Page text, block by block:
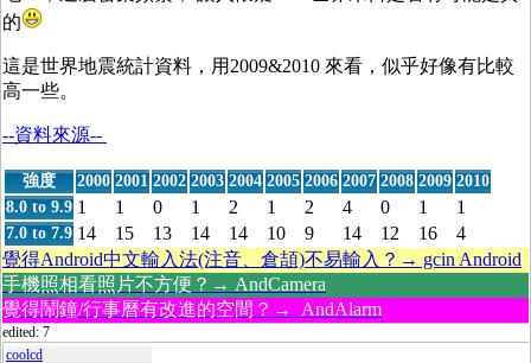
的
這是世界地震統計資料，用2009&2010 來看，似乎好像有比較
高一些。
--資料來源--
強度 2000 2001 2002 2003 2004 2005 2006 2007 2008 2009 2010
8.0 to 9.9 1 1 0 1 2 1 2 4 0 1 1
7.0 to 7.9 14 15 13 14 14 10 9 14 12 16
4
覺得Android中文輸入法(注音、倉頡)不易輸入？→ gcin Android
手機照相看照片不方便？→ AndCamera
覺得鬧鐘/行事曆有改進的空間？→ AndAlarm
edited: 7
coolcd